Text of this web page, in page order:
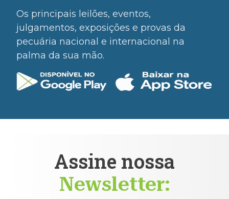
Os principais leilões, eventos,
julgamentos, exposições e provas da
pecuária nacional e internacional na
palma da sua mão.
Assine nossa
Newsletter: